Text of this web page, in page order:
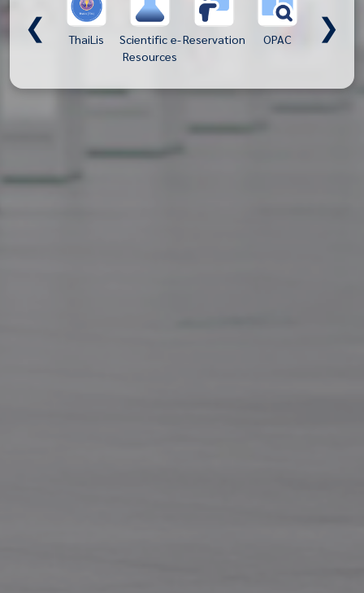
❮
ThaiLis
Scientific e-
Reservation OPAC CINAHL CU e-
❯